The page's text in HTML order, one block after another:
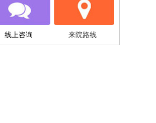
线上咨询 来院路线